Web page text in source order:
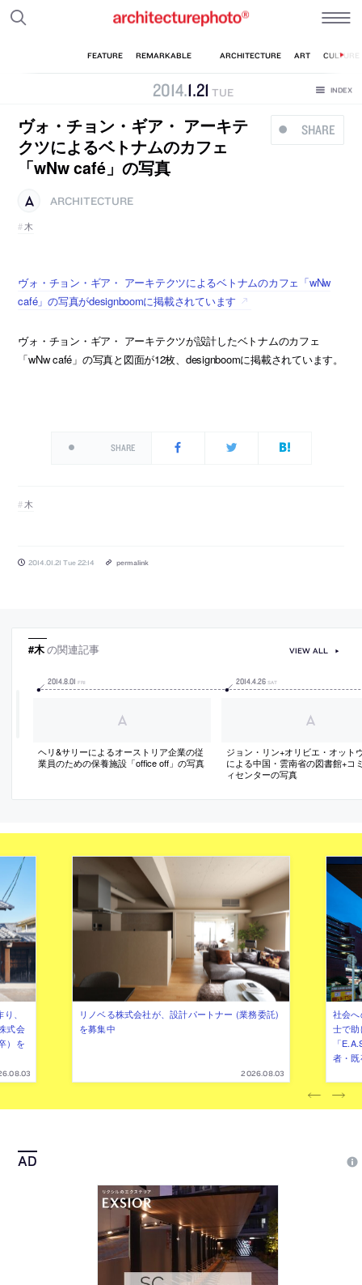
2014.1.21 TUE
SHARE
ヴォ・チョン・ギア・ アーキテ
クツによるベトナムのカフェ
「wNw café」の写真
ARCHITECTURE
木
ヴォ・チョン・ギア・ アーキテクツによるベトナムのカフェ「wNw
café」の写真がdesignboomに掲載されています
ヴォ・チョン・ギア・ アーキテクツが設計したベトナムのカフェ
「wNw café」の写真と図面が12枚、designboomに掲載されています。
SHARE
木
2014.01.21 Tue 22:14 permalink
#木の関連記事
2014.8.01 FRI
ヘリ&サリーによるオーストリア企業の従
業員のための保養施設「office off」の写真
2014.4.26 SAT
ジョン・リン+オリビエ・オット
による中国・雲南省の図書館+コ
ィセンターの写真
VIEW ALL
、
式会
）を
リノベる株式会社が、設計パートナー (業務委託)
を募集中
2026.08.03
社会
士で
「
者・